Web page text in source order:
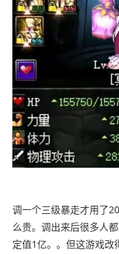
调一个三级暴走才用了
么贵。调出来后很多人
定值1亿。。但这游戏改